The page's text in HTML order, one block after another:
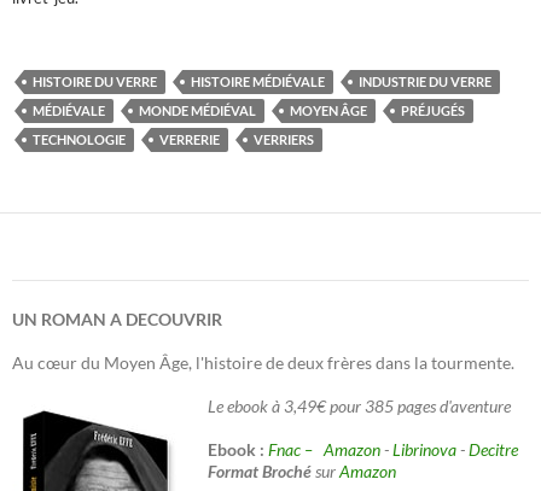
HISTOIRE DU VERRE HISTOIRE MÉDIÉVALE
INDUSTRIE DU VERRE
MÉDIÉVALE
MONDE MÉDIÉVAL MOYEN ÂGE
PRÉJUGÉS
TECHNOLOGIE
VERRERIE VERRIERS
UN ROMAN A DECOUVRIR
Au cœur du Moyen Âge, l'histoire de deux frères dans la tourmente.
Le ebook à 3,49€ pour 385 pages d'aventure
Ebook : Fnac – Amazon-Librinova-Decitre
Format BrochésurAmazon